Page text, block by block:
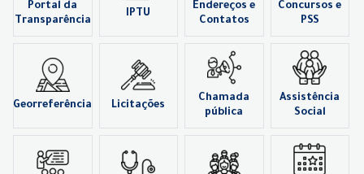
Portal da
Transparência
IPTU
Endereços e
Contatos
Concursos e
PSS
Georreferência Licitações
Chamada
pública
Assistência
Social